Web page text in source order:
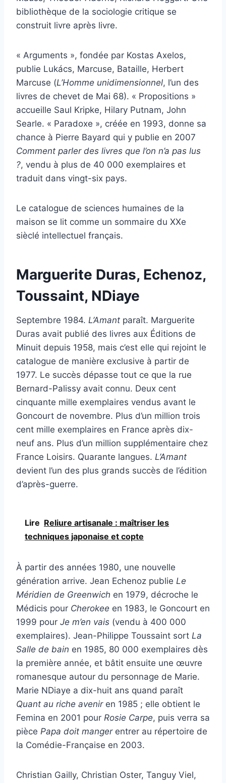
bibliothèque de la sociologie critique se
construit livre après livre.
« Arguments », fondée par Kostas Axelos,
publie Lukács, Marcuse, Bataille, Herbert
Marcuse (L’Homme unidimensionnel, l’un des
livres de chevet de Mai 68). « Propositions »
accueille Saul Kripke, Hilary Putnam, John
Searle. « Paradoxe », créée en 1993, donne sa
chance à Pierre Bayard qui y publie en 2007
Comment parler des livres que l’on n’a pas lus
?, vendu à plus de 40 000 exemplaires et
traduit dans vingt-six pays.
Le catalogue de sciences humaines de la
maison se lit comme un sommaire du XXe
sièclé intellectuel français.
Marguerite Duras, Echenoz,
Toussaint, NDiaye
Septembre 1984. L’Amant paraît. Marguerite
Duras avait publié des livres aux Éditions de
Minuit depuis 1958, mais c’est elle qui rejoint le
catalogue de manière exclusive à partir de
1977. Le succès dépasse tout ce que la rue
Bernard-Palissy avait connu. Deux cent
cinquante mille exemplaires vendus avant le
Goncourt de novembre. Plus d’un million trois
cent mille exemplaires en France après dix-
neuf ans. Plus d’un million supplémentaire chez
France Loisirs. Quarante langues. L’Amant
devient l’un des plus grands succès de l’édition
d’après-guerre.
Lire Reliure artisanale : maîtriser les
techniques japonaise et copte
À partir des années 1980, une nouvelle
génération arrive. Jean Echenoz publie Le
Méridien de Greenwich en 1979, décroche le
Médicis pour Cherokee en 1983, le Goncourt en
1999 pour Je m’en vais (vendu à 400 000
exemplaires). Jean-Philippe Toussaint sort La
Salle de bain en 1985, 80 000 exemplaires dès
la première année, et bâtit ensuite une œuvre
romanesque autour du personnage de Marie.
Marie NDiaye a dix-huit ans quand paraît
Quant au riche aveniren 1985 ; elle obtient le
Femina en 2001 pour Rosie Carpe, puis verra sa
pièce Papa doit mangerentrer au répertoire de
la Comédie-Française en 2003.
Christian Gailly, Christian Oster, Tanguy Viel,